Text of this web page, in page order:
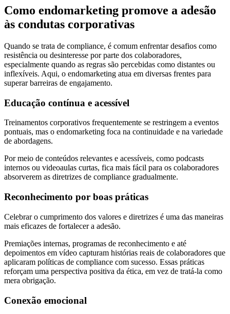
Como endomarketing promove a adesão
às condutas corporativas
Quando se trata de compliance, é comum enfrentar desafios como
resistência ou desinteresse por parte dos colaboradores,
especialmente quando as regras são percebidas como distantes ou
inflexíveis. Aqui, o endomarketing atua em diversas frentes para
superar barreiras de engajamento.
Educação contínua e acessível
Treinamentos corporativos frequentemente se restringem a eventos
pontuais, mas o endomarketing foca na continuidade e na variedade
de abordagens.
Por meio de conteúdos relevantes e acessíveis, como podcasts
internos ou videoaulas curtas, fica mais fácil para os colaboradores
absorverem as diretrizes de compliance gradualmente.
Reconhecimento por boas práticas
Celebrar o cumprimento dos valores e diretrizes é uma das maneiras
mais eficazes de fortalecer a adesão.
Premiações internas, programas de reconhecimento e até
depoimentos em vídeo capturam histórias reais de colaboradores que
aplicaram políticas de compliance com sucesso. Essas práticas
reforçam uma perspectiva positiva da ética, em vez de tratá-la como
mera obrigação.
Conexão emocional